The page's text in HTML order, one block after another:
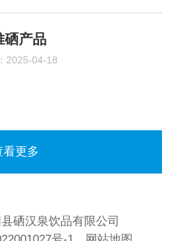
硒产品
2025-04-18
看更多
硒汉泉饮品有限公司